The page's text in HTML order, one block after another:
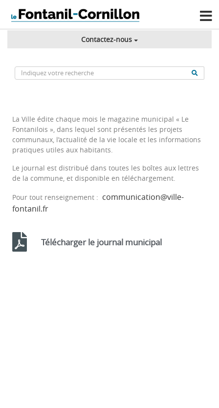
Contactez-nous
La Ville édite chaque mois le magazine municipal « Le
Fontanilois », dans lequel sont présentés les projets
communaux, l’actualité de la vie locale et les informations
pratiques utiles aux habitants.
Le journal est distribué dans toutes les boîtes aux lettres
de la commune, et disponible en téléchargement.
Pour tout renseignement : communication@ville-
fontanil.fr
Télécharger le journal municipal